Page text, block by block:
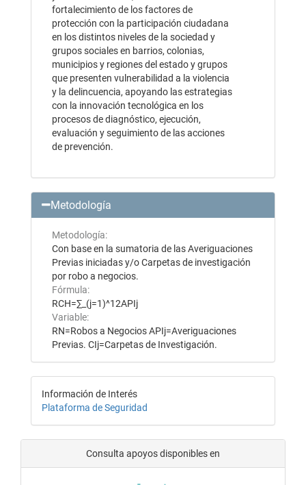
fortalecimiento de los factores de
protección con la participación ciudadana
en los distintos niveles de la sociedad y
grupos sociales en barrios, colonias,
municipios y regiones del estado y grupos
que presenten vulnerabilidad a la violencia
y la delincuencia, apoyando las estrategias
con la innovación tecnológica en los
procesos de diagnóstico, ejecución,
evaluación y seguimiento de las acciones
de prevención.
Metodología
Metodología:
Con base en la sumatoria de las Averiguaciones
Previas iniciadas y/o Carpetas de investigación
por robo a negocios.
Fórmula:
RCH=∑_(j=1)^12APIj
Variable:
RN=Robos a Negocios APIj=Averiguaciones
Previas. CIj=Carpetas de Investigación.
Información de Interés
Plataforma de Seguridad
Consulta apoyos disponibles en